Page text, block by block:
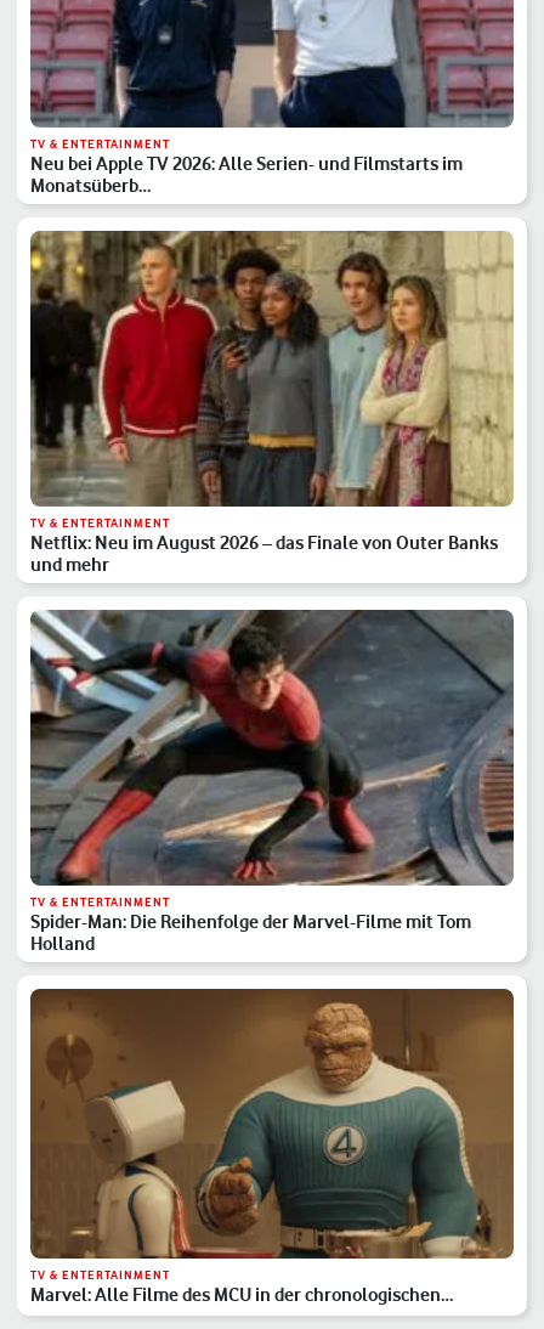
TV & ENTERTAINMENT
Neu bei Apple TV 2026: Alle Serien- und Filmstarts im
Monatsüberb…
TV & ENTERTAINMENT
Netflix: Neu im August 2026 – das Finale von Outer Banks
und mehr
TV & ENTERTAINMENT
Spider-Man: Die Reihenfolge der Marvel-Filme mit Tom
Holland
TV & ENTERTAINMENT
Marvel: Alle Filme des MCU in der chronologischen
Reihenfolge